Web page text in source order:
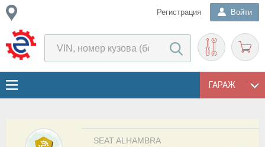
Регистрация Войти
ГАРАЖ
SEAT ALHAMBRA